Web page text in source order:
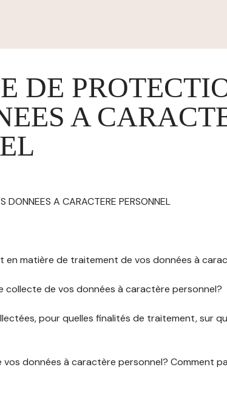
DE
A
DONNEES A CARACTERE PERSONNEL
en matière de traitement de vos données à
collecte de vos données à caractère personnel?
pour quelles finalités de traitement, sur
vos données à caractère personnel? Comment